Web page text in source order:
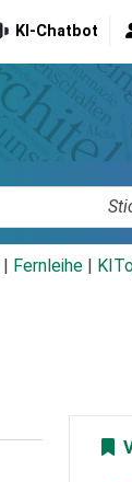
KI-Chatbot
Fernleihe